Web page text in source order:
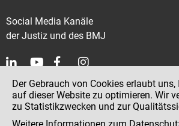
Social Media Kanäle
der Justiz und des BMJ
Kontakt
Impressum
Der Gebrauch von Cookies erlaubt uns,
auf dieser Website zu optimieren. Wir
zu Statistikzwecken und zur